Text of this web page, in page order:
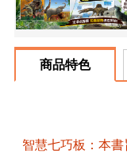
商品特色
智慧七巧板：本